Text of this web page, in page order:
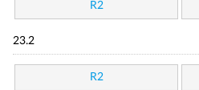
R2
23.2
R2